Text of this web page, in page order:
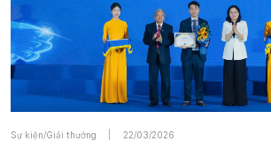
Sự kiện/Giải thưởng 22/03/2026